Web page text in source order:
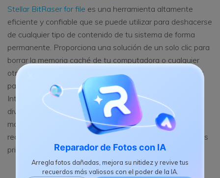
Reparador de Fotos con IA
Arregla fotos dañadas, mejora su nitidez y revive tus
recuerdos más valiosos con el poder de la IA.
Stellar BitRaser for file es una herramienta altamente
eficiente y confiable que se puede utilizar para deshacerse
de cualquier tipo de contenido de tu sistema de forma
permanente. Proporciona una solución de un solo clic para
borrar la memoria caché de tu computadora o cualquier
otro rastro y archivo del sistema. También se puede usar
para borrar un disco completo, eliminar actividades de
Internet, eliminar aplicaciones y realizar otras tareas
diversas. Al hacerlo, no dañará tu sistema de ninguna
manera y eliminará tus datos sin ningúna posibilidad de
recuperación adicional. Las siguientes son algunas de sus
principales características.